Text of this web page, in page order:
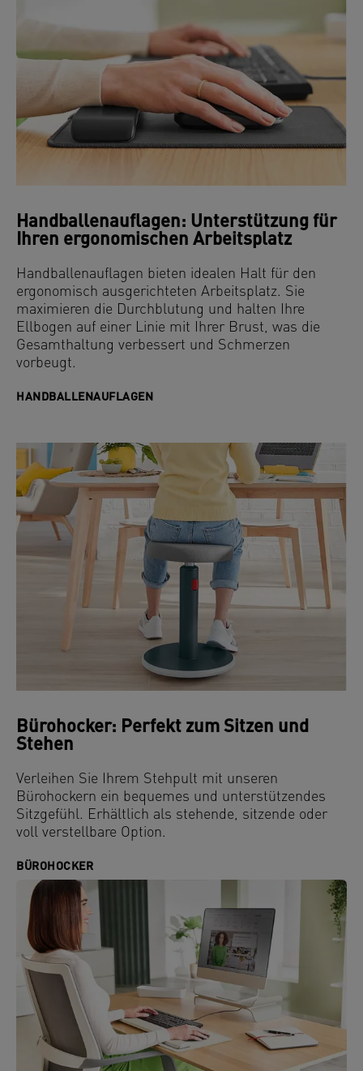
Handballenauflagen: Unterstützung für
Ihren ergonomischen Arbeitsplatz
Handballenauflagen bieten idealen Halt für den
ergonomisch ausgerichteten Arbeitsplatz. Sie
maximieren die Durchblutung und halten Ihre
Ellbogen auf einer Linie mit Ihrer Brust, was die
Gesamthaltung verbessert und Schmerzen
vorbeugt.
HANDBALLENAUFLAGEN
Bürohocker: Perfekt zum Sitzen und
Stehen
Verleihen Sie Ihrem Stehpult mit unseren
Bürohockern ein bequemes und unterstützendes
Sitzgefühl. Erhältlich als stehende, sitzende oder
voll verstellbare Option.
BÜROHOCKER